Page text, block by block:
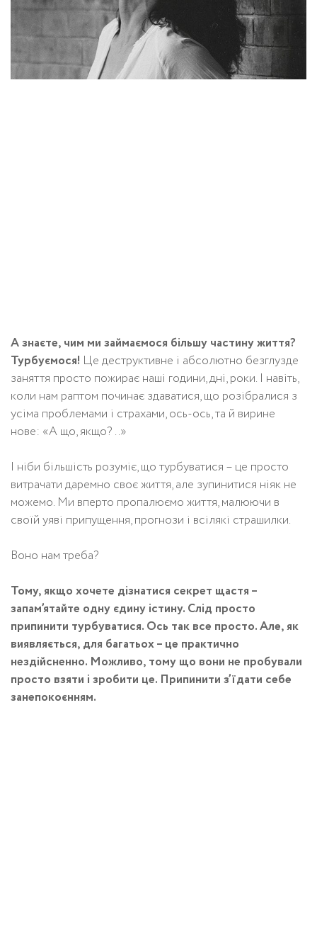
А знаєте, чим ми займаємося більшу частину життя?
Турбуємося! Це деструктивне і абсолютно безглузде
заняття просто пожирає наші години, дні, роки. І навіть,
коли нам раптом починає здаватися, що розібралися з
усіма проблемами і страхами, ось-ось, та й вирине
нове: «А що, якщо? ..»
І ніби більшість розуміє, що турбуватися – це просто
витрачати даремно своє життя, але зупинитися ніяк не
можемо. Ми вперто пропалюємо життя, малюючи в
своїй уяві припущення, прогнози і всілякі страшилки.
Воно нам треба?
Тому, якщо хочете дізнатися секрет щастя –
запам’ятайте одну єдину істину. Слід просто
припинити турбуватися. Ось так все просто. Але, як
виявляється, для багатьох – це практично
нездійсненно. Можливо, тому що вони не пробували
просто взяти і зробити це. Припинити з’їдати себе
занепокоєнням.